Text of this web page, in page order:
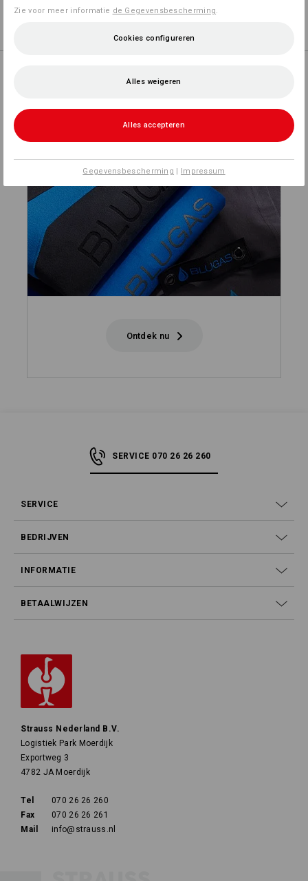
Logoservice
PERSONALISEREN
Ontdek nu
SERVICE 070 26 26 260
SERVICE
BEDRIJVEN
INFORMATIE
BETAALWIJZEN
Strauss Nederland B.V.
Logistiek Park Moerdijk
Exportweg 3
4782 JA Moerdijk
Tel
070 26 26 260
Fax
070 26 26 261
Mail
info@strauss.nl
Zie voor meer informatie de Gegevensbescherming
Cookies configureren
Alles weigeren
Alles accepteren
Gegevensbescherming | Impressum